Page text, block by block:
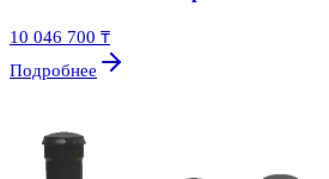
10 046 700 ₸
Подробнее